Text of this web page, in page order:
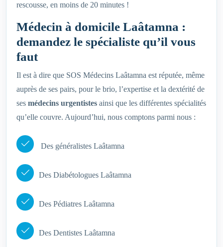
rescousse, en moins de 20 minutes !
Médecin à domicile Laâtamna :
demandez le spécialiste qu’il vous
faut
Il est à dire que SOS Médecins Laâtamna est réputée, même
auprès de ses pairs, pour le brio, l’expertise et la dextérité de
ses médecins urgentistes ainsi que les différentes spécialités
qu’elle couvre. Aujourd’hui, nous comptons parmi nous :
Des généralistes Laâtamna
Des Diabétologues Laâtamna
Des Pédiatres Laâtamna
Des Dentistes Laâtamna